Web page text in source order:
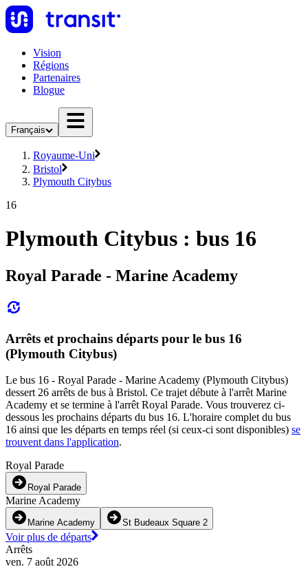
Vision
Régions
Partenaires
Blogue
Français
Royaume-Uni
Bristol
Plymouth Citybus
16
Plymouth Citybus : bus 16
Royal Parade - Marine Academy
Arrêts et prochains départs pour le bus 16
(Plymouth Citybus)
Le bus 16 - Royal Parade - Marine Academy (Plymouth Citybus)
dessert 26 arrêts de bus à Bristol. Ce trajet débute à l'arrêt Marine
Academy et se termine à l'arrêt Royal Parade. Vous trouverez ci-
dessous les prochains départs du bus 16. L'horaire complet du bus
16 ainsi que les départs en temps réel (si ceux-ci sont disponibles) se
trouvent dans l'application.
Royal Parade
Royal Parade
Marine Academy
Marine Academy St Budeaux Square 2
Voir plus de départs
Arrêts
ven. 7 août 2026